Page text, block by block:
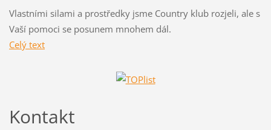
Vlastními silami a prostředky jsme Country klub rozjeli, ale s
Vaší pomoci se posunem mnohem dál.
Celý text
Kontakt